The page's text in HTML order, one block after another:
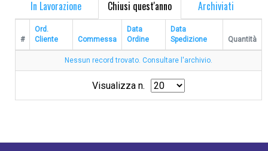
In Lavorazione Chiusi quest'anno Archiviati
#
Ord.
Cliente
Commessa
Data
Ordine
Data
Spedizione
Quantità
Visualizza n.
Nessun record trovato. Consultare l'archivio.